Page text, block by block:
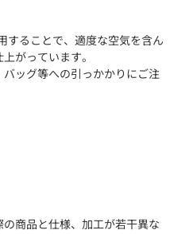
することで、適度な空気を含ん
がっています。
ッグ等への引っかかりにご注
商品と仕様、加工が若干異な